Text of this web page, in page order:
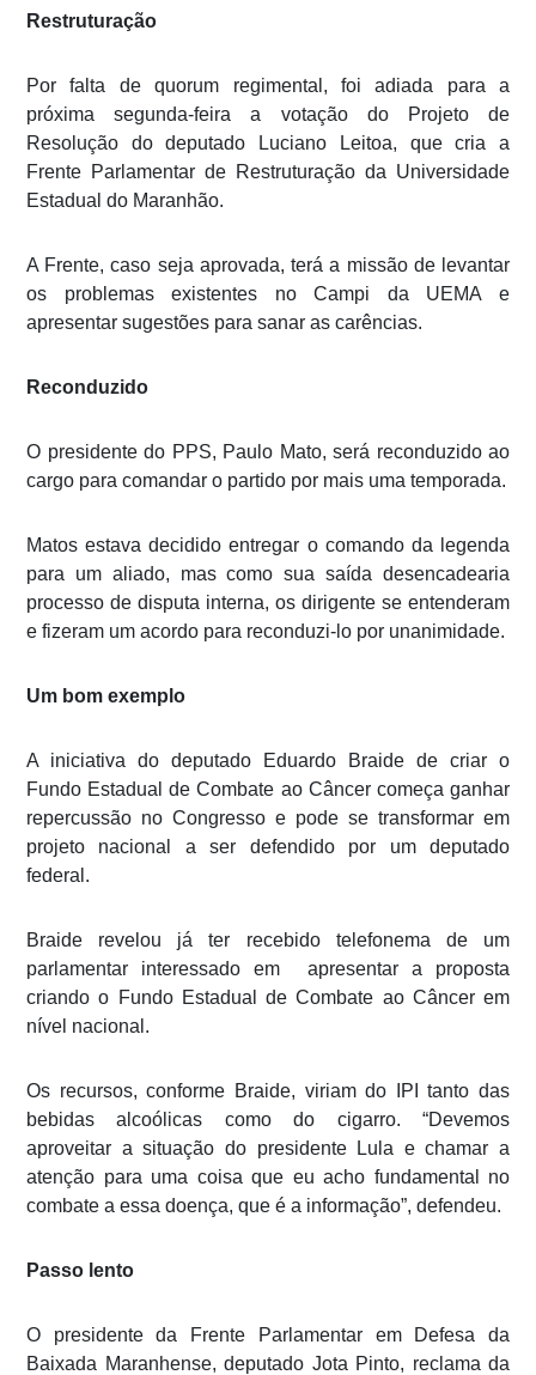
Restruturação
Por falta de quorum regimental, foi adiada para a
próxima segunda-feira a votação do Projeto de
Resolução do deputado Luciano Leitoa, que cria a
Frente Parlamentar de Restruturação da Universidade
Estadual do Maranhão.
A Frente, caso seja aprovada, terá a missão de levantar
os problemas existentes no Campi da UEMA e
apresentar sugestões para sanar as carências.
Reconduzido
O presidente do PPS, Paulo Mato, será reconduzido ao
cargo para comandar o partido por mais uma temporada.
Matos estava decidido entregar o comando da legenda
para um aliado, mas como sua saída desencadearia
processo de disputa interna, os dirigente se entenderam
e fizeram um acordo para reconduzi-lo por unanimidade.
Um bom exemplo
A iniciativa do deputado Eduardo Braide de criar o
Fundo Estadual de Combate ao Câncer começa ganhar
repercussão no Congresso e pode se transformar em
projeto nacional a ser defendido por um deputado
federal.
Braide revelou já ter recebido telefonema de um
parlamentar interessado em apresentar a proposta
criando o Fundo Estadual de Combate ao Câncer em
nível nacional.
Os recursos, conforme Braide, viriam do IPI tanto das
bebidas alcoólicas como do cigarro. “Devemos
aproveitar a situação do presidente Lula e chamar a
atenção para uma coisa que eu acho fundamental no
combate a essa doença, que é a informação”, defendeu.
Passo lento
O presidente da Frente Parlamentar em Defesa da
Baixada Maranhense, deputado Jota Pinto, reclama da